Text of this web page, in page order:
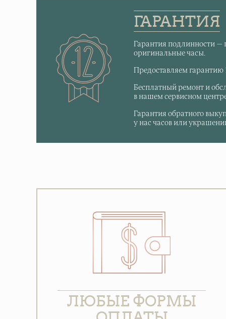
ГАРАНТИЯ
Гарантия подлинности —
оригинальные часы.
Предоставляем гарантию
Бесплатный ремонт и
в нашем сервисном
Гарантия обратного
у нас часов или
ЛЮБЫЕ ФОРМЫ